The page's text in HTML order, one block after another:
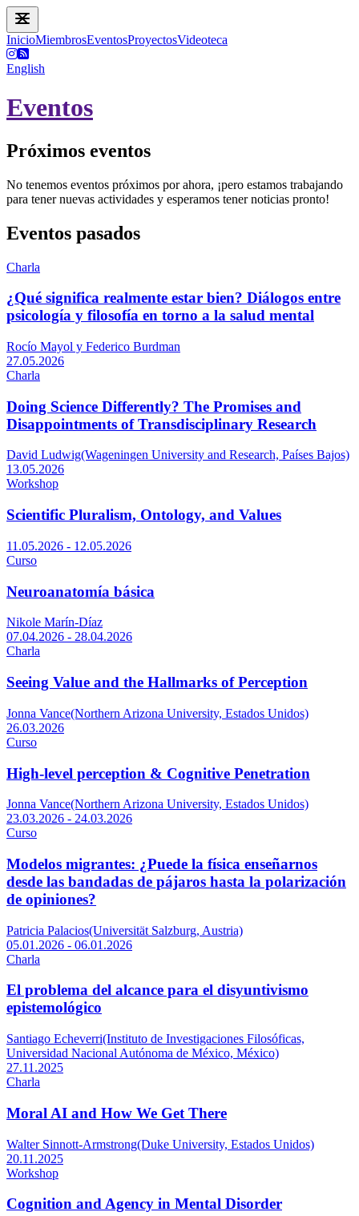
InicioMiembrosEventosProyectosVideoteca
English
Eventos
Próximos eventos
No tenemos eventos próximos por ahora, ¡pero estamos trabajando
para tener nuevas actividades y esperamos tener noticias pronto!
Eventos pasados
Charla
¿Qué significa realmente estar bien? Diálogos entre
psicología y filosofía en torno a la salud mental
Rocío Mayol y Federico Burdman
27.05.2026
Charla
Doing Science Differently? The Promises and
Disappointments of Transdisciplinary Research
David Ludwig(Wageningen University and Research, Países Bajos)
13.05.2026
Workshop
Scientific Pluralism, Ontology, and Values
11.05.2026 - 12.05.2026
Curso
Neuroanatomía básica
Nikole Marín-Díaz
07.04.2026 - 28.04.2026
Charla
Seeing Value and the Hallmarks of Perception
Jonna Vance(Northern Arizona University, Estados Unidos)
26.03.2026
Curso
High-level perception & Cognitive Penetration
Jonna Vance(Northern Arizona University, Estados Unidos)
23.03.2026 - 24.03.2026
Curso
Modelos migrantes: ¿Puede la física enseñarnos
desde las bandadas de pájaros hasta la polarización
de opiniones?
Patricia Palacios(Universität Salzburg, Austria)
05.01.2026 - 06.01.2026
Charla
El problema del alcance para el disyuntivismo
epistemológico
Santiago Echeverri(Instituto de Investigaciones Filosóficas,
Universidad Nacional Autónoma de México, México)
27.11.2025
Charla
Moral AI and How We Get There
Walter Sinnott-Armstrong(Duke University, Estados Unidos)
20.11.2025
Workshop
Cognition and Agency in Mental Disorder